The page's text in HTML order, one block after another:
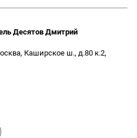
Десятов Дмитрий
Каширское ш., д.80 к.2,